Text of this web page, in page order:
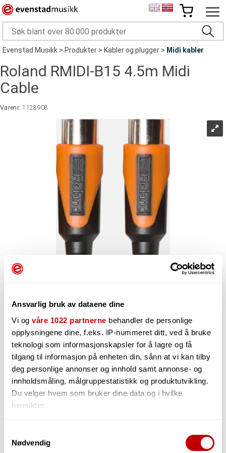
Ansvarlig bruk av dataene dine
Vi og våre 1022 partnerne behandler de personlige
opplysningene dine, f.eks. IP-nummeret ditt, ved å bruke
teknologi som informasjonskapsler for å lagre og få
tilgang til informasjon på enheten din, sånn at vi kan tilby
deg personlige annonser og innhold samt annonse- og
innholdsmåling, målgruppestatistikk og produktutvikling.
Du velger hvem som bruker dine data og i hvilke
hensikter.
Innhente informasjon om den geografiske
Nødvendig
Evenstad Musikk>Produkter>Kabler og plugger> Midi kabler
Roland RMIDI-B15 4.5m Midi
Cable
Varenr:1128908
120,-